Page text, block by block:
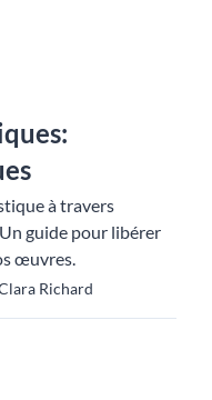
à travers
guide pour libérer
œuvres.
Richard